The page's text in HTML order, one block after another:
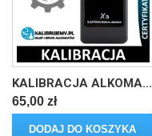
KALIBRACJA ALKOMA...
65,00 zł
DODAJ DO KOSZYKA